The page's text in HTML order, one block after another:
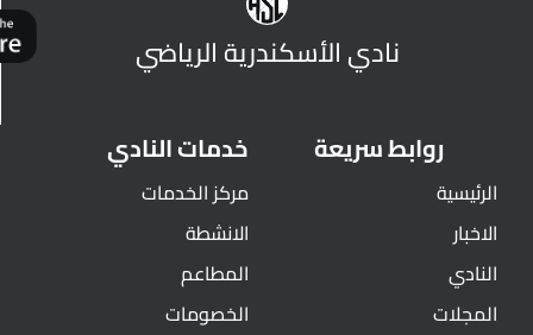
نادي الأسكندرية الرياضي
روابط سريعة
الرئيسية
الاخبار
النادي
المجلات
خدمات النادي
مركز الخدمات
الانشطة
المطاعم
الخصومات